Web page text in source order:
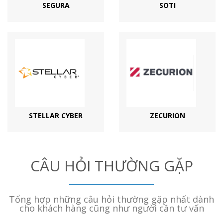
SEGURA SOTI
STELLAR CYBER ZECURION
CÂU HỎI THƯỜNG GẶP
Tổng hợp những câu hỏi thường gặp nhất dành
cho khách hàng cũng như người cần tư vấn